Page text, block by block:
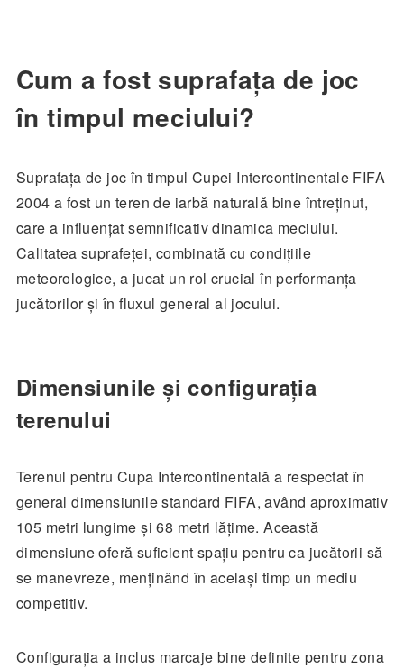
Cum a fost suprafața de joc
în timpul meciului?
Suprafața de joc în timpul Cupei Intercontinentale FIFA
2004 a fost un teren de iarbă naturală bine întreținut,
care a influențat semnificativ dinamica meciului.
Calitatea suprafeței, combinată cu condițiile
meteorologice, a jucat un rol crucial în performanța
jucătorilor și în fluxul general al jocului.
Dimensiunile și configurația
terenului
Terenul pentru Cupa Intercontinentală a respectat în
general dimensiunile standard FIFA, având aproximativ
105 metri lungime și 68 metri lățime. Această
dimensiune oferă suficient spațiu pentru ca jucătorii să
se manevreze, menținând în același timp un mediu
competitiv.
Configurația a inclus marcaje bine definite pentru zona